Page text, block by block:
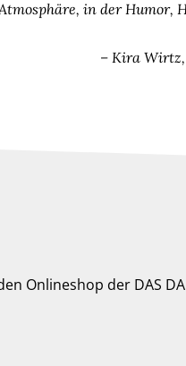
in der Humor,
– Kira Wirtz,
Onlineshop der DAS